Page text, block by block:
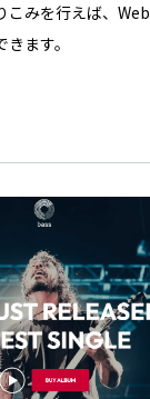
こみを行えば、
ます。